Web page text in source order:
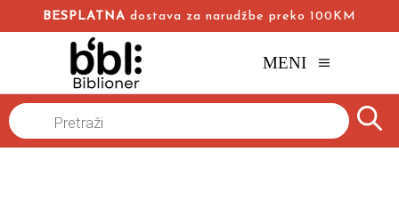
BESPLATNA dostava za narudžbe preko 100KM
MENI
Naslovna
Products
search